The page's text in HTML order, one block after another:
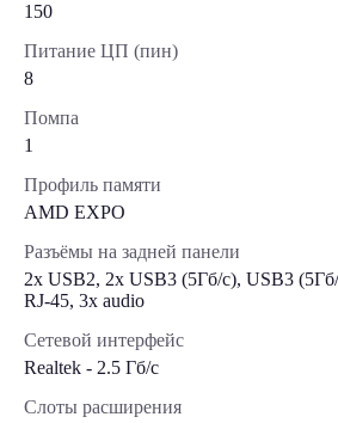
150
Питание ЦП (пин)
8
Помпа
1
Профиль памяти
AMD EXPO
Разъёмы на задней панели
2x USB2, 2x USB3 (5Гб/с), USB3
RJ-45, 3x audio
Сетевой интерфейс
Realtek - 2.5 Гб/с
Слоты расширения